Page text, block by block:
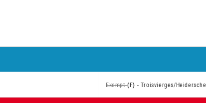
Exempt(F) - Troisvierges/